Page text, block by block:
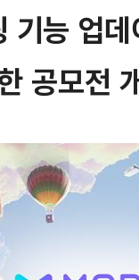
기능 업데
공모전